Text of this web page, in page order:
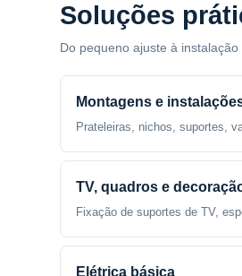
Soluções
Do pequeno ajuste à
Montagens e
Prateleiras, nichos, suportes,
TV, quadros e
Fixação de suportes de TV,
Elétrica básica